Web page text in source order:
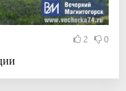
2 0